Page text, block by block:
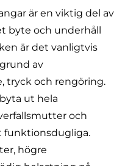
är en viktig del av
byte och underhåll
är det vanligtvis
av
tryck och rengöring.
ut hela
och
funktionsdugliga.
högre